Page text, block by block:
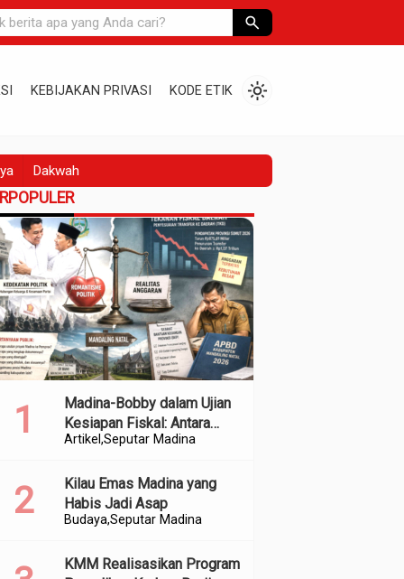
search
KEBIJAKAN PRIVASI KODE ETIK light_mode
Dakwah
Artikel Seputar Madina
Madina-Bobby dalam Ujian
Kesiapan Fiskal: Antara
Kedekatan Politik dan
BudayaSeputar Madina
Kilau Emas Madina yang
Habis Jadi Asap
KMM Realisasikan Program